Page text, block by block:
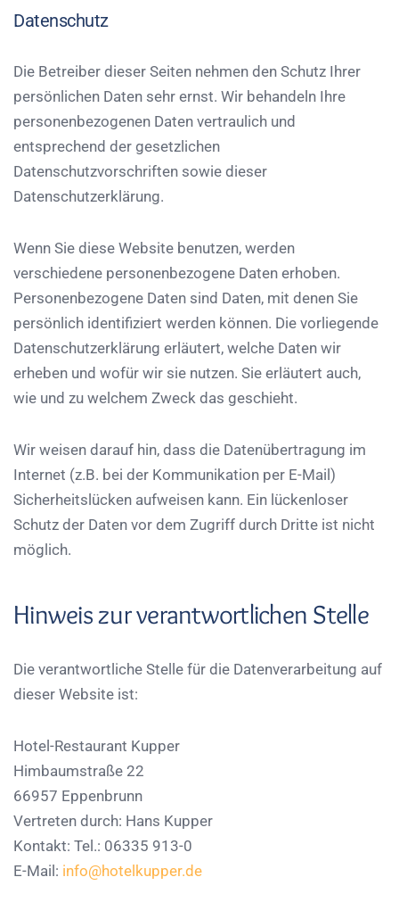
Datenschutz
Die Betreiber dieser Seiten nehmen den Schutz Ihrer
persönlichen Daten sehr ernst. Wir behandeln Ihre
personenbezogenen Daten vertraulich und
entsprechend der gesetzlichen
Datenschutzvorschriften sowie dieser
Datenschutzerklärung.
Wenn Sie diese Website benutzen, werden
verschiedene personenbezogene Daten erhoben.
Personenbezogene Daten sind Daten, mit denen Sie
persönlich identifiziert werden können. Die vorliegende
Datenschutzerklärung erläutert, welche Daten wir
erheben und wofür wir sie nutzen. Sie erläutert auch,
wie und zu welchem Zweck das geschieht.
Wir weisen darauf hin, dass die Datenübertragung im
Internet (z.B. bei der Kommunikation per E-Mail)
Sicherheitslücken aufweisen kann. Ein lückenloser
Schutz der Daten vor dem Zugriff durch Dritte ist nicht
möglich.
Hinweis zur verantwortlichen Stelle
Die verantwortliche Stelle für die Datenverarbeitung auf
dieser Website ist:
Hotel-Restaurant Kupper
Himbaumstraße 22
66957 Eppenbrunn
Vertreten durch: Hans Kupper
Kontakt: Tel.: 06335 913-0
E-Mail: info@hotelkupper.de